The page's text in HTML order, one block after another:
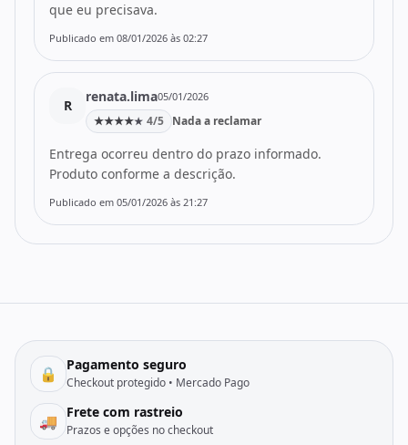
que eu precisava.
Publicado em 08/01/2026 às 02:27
R
renata.lima05/01/2026
★★★★★ 4/5 Nada a reclamar
Entrega ocorreu dentro do prazo informado.
Produto conforme a descrição.
Publicado em 05/01/2026 às 21:27
🔒 Pagamento seguro
Checkout protegido • Mercado Pago
🚚 Frete com rastreio
Prazos e opções no checkout